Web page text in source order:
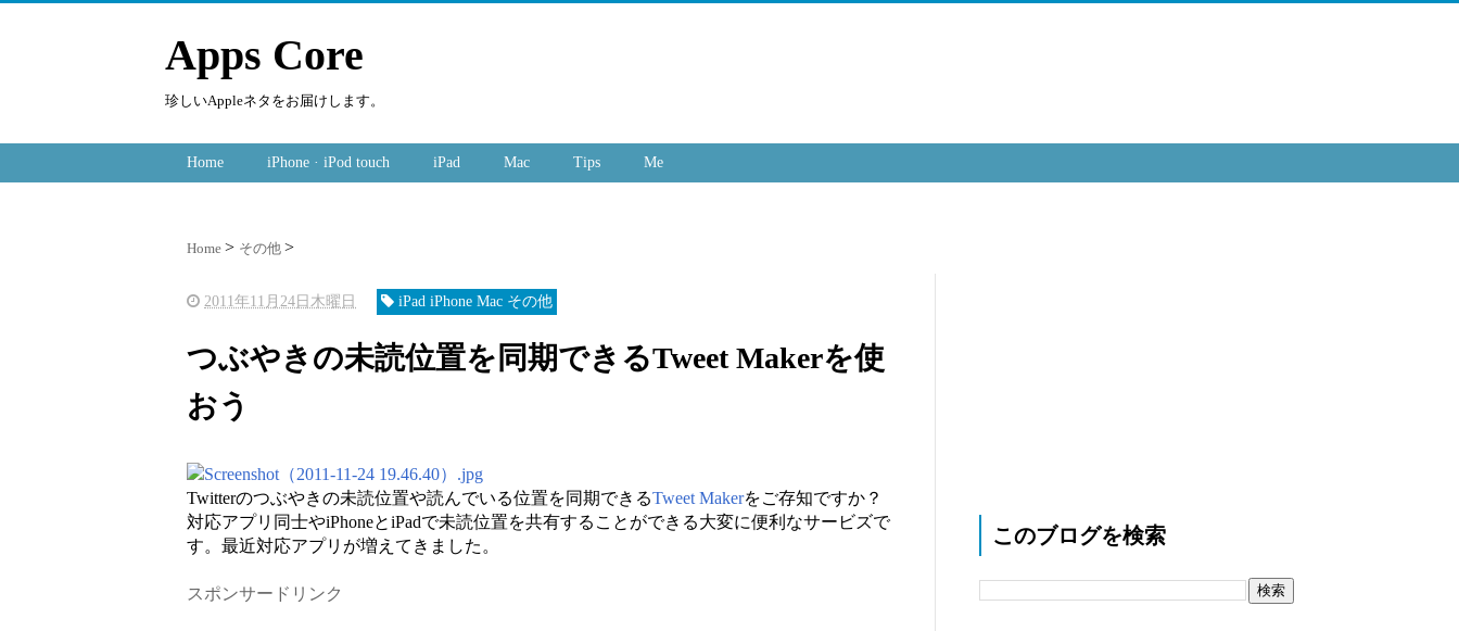
Apps Core
珍しいAppleネタをお届けします。
Home iPhone · iPod touch iPad Mac Tips Me
Home その他
2011年11月24日木曜日 iPad iPhone Mac その他
つぶやきの未読位置を同期できるTweet Makerを使
おう
Twitterのつぶやきの未読位置や読んでいる位置を同期できるTweet Makerをご存知ですか？
対応アプリ同士やiPhoneとiPadで未読位置を共有することができる大変に便利なサービズで
す。最近対応アプリが増えてきました。
スポンサードリンク
このブログを検索